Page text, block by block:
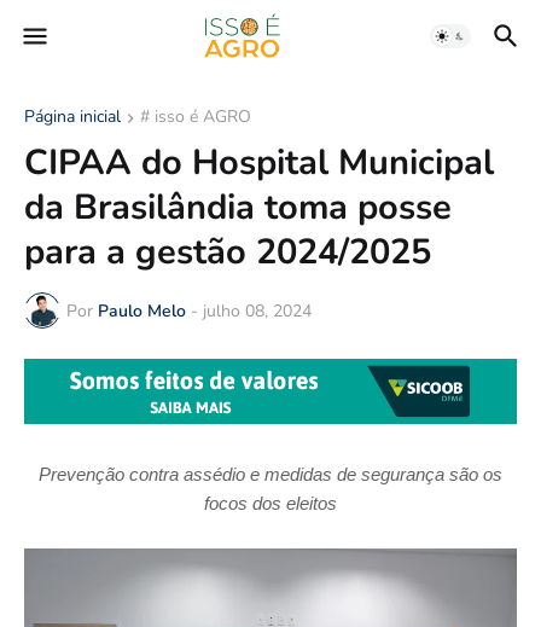
Página inicial # isso é AGRO
CIPAA do Hospital Municipal
da Brasilândia toma posse
para a gestão 2024/2025
Por Paulo Melo - julho 08, 2024
Prevenção contra assédio e medidas de segurança são os
focos dos eleitos